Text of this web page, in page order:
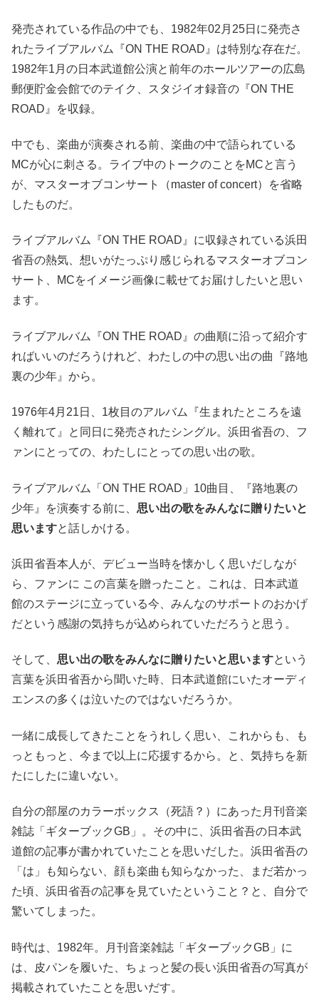
発売されている作品の中でも、1982年02月25日に発売さ
れたライブアルバム『ON THE ROAD』は特別な存在だ。
1982年1月の日本武道館公演と前年のホールツアーの広島
郵便貯金会館でのテイク、スタジイオ録音の『ON THE
ROAD』を収録。
中でも、楽曲が演奏される前、楽曲の中で語られている
MCが心に刺さる。ライブ中のトークのことをMCと言う
が、マスターオブコンサート（master of concert）を省略
したものだ。
ライブアルバム『ON THE ROAD』に収録されている浜田
省吾の熱気、想いがたっぷり感じられるマスターオブコン
サート、MCをイメージ画像に載せてお届けしたいと思い
ます。
ライブアルバム『ON THE ROAD』の曲順に沿って紹介す
ればいいのだろうけれど、わたしの中の思い出の曲『路地
裏の少年』から。
1976年4月21日、1枚目のアルバム『生まれたところを遠
く離れて』と同日に発売されたシングル。浜田省吾の、フ
ァンにとっての、わたしにとっての思い出の歌。
ライブアルバム「ON THE ROAD」10曲目、『路地裏の
少年』を演奏する前に、 思い出の歌をみんなに贈りたいと
思いますと話しかける。
浜田省吾本人が、デビュー当時を懐かしく思いだしなが
ら、ファンに この言葉を贈ったこと。これは、日本武道
館のステージに立っている今、みんなのサポートのおかげ
だという感謝の気持ちが込められていただろうと思う。
そして、 思い出の歌をみんなに贈りたいと思いますという
言葉を浜田省吾から聞いた時、日本武道館にいたオーディ
エンスの多くは泣いたのではないだろうか。
一緒に成長してきたことをうれしく思い、これからも、も
っともっと、今まで以上に応援するから。と、気持ちを新
たにしたに違いない。
自分の部屋のカラーボックス（死語？）にあった月刊音楽
雑誌「ギターブックGB」。その中に、浜田省吾の日本武
道館の記事が書かれていたことを思いだした。浜田省吾の
「は」も知らない、顔も楽曲も知らなかった、まだ若かっ
た頃、浜田省吾の記事を見ていたということ？と、自分で
驚いてしまった。
時代は、1982年。月刊音楽雑誌「ギターブックGB」に
は、皮パンを履いた、ちょっと髪の長い浜田省吾の写真が
掲載されていたことを思いだす。